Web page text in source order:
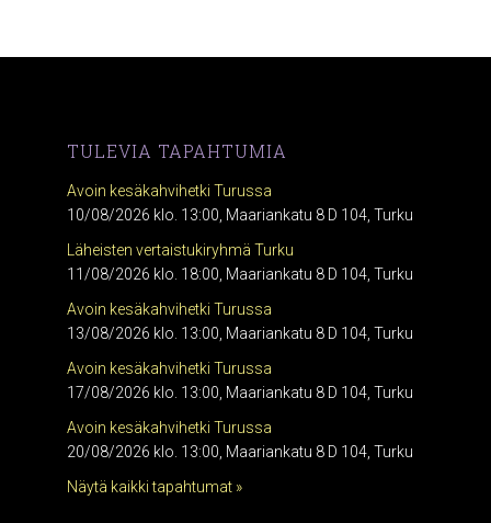
TULEVIA TAPAHTUMIA
Avoin kesäkahvihetki Turussa
10/08/2026 klo. 13:00, Maariankatu 8 D 104, Turku
Läheisten vertaistukiryhmä Turku
11/08/2026 klo. 18:00, Maariankatu 8 D 104, Turku
Avoin kesäkahvihetki Turussa
13/08/2026 klo. 13:00, Maariankatu 8 D 104, Turku
Avoin kesäkahvihetki Turussa
17/08/2026 klo. 13:00, Maariankatu 8 D 104, Turku
Avoin kesäkahvihetki Turussa
20/08/2026 klo. 13:00, Maariankatu 8 D 104, Turku
Näytä kaikki tapahtumat »